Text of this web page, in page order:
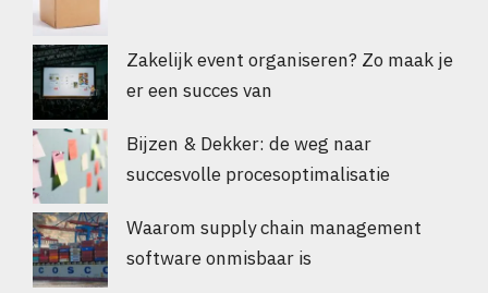
Zakelijk event organiseren? Zo maak je
er een succes van
Bijzen & Dekker: de weg naar
succesvolle procesoptimalisatie
Waarom supply chain management
software onmisbaar is